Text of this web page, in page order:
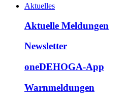
Aktuelles
Aktuelle Meldungen
Newsletter
oneDEHOGA-App
Warnmeldungen